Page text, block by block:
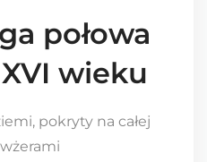
połowa
wieku
pokryty na całej